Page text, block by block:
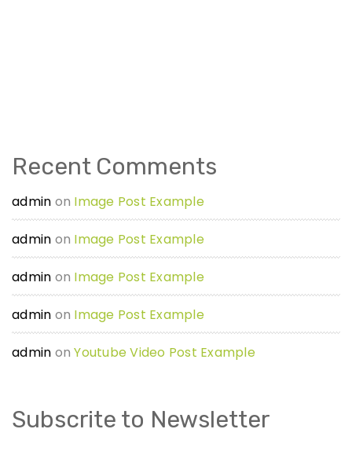
Recent Comments
admin on Image Post Example
admin on Image Post Example
admin on Image Post Example
admin on Image Post Example
admin onYoutube Video Post Example
Subscrite to Newsletter